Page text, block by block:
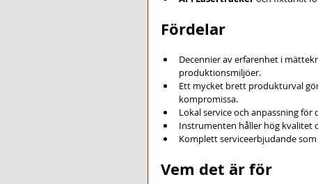
Fördelar
Decennier av erfarenhet i
produktionsmiljöer.
Ett mycket brett produkturval
kompromissa.
Lokal service och anpassning
Instrumenten håller hög kvalitet
Komplett serviceerbjudande
Vem det är för